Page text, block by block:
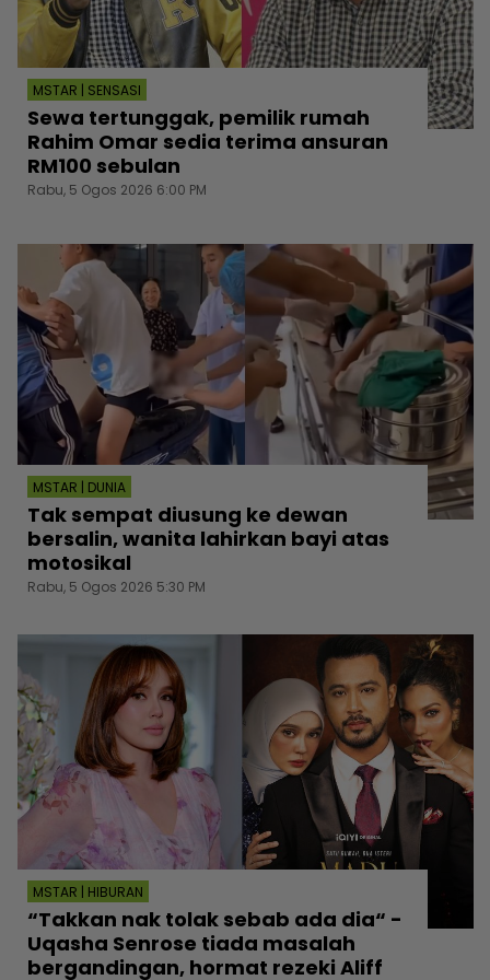
MSTAR | SENSASI
Sewa tertunggak, pemilik rumah
Rahim Omar sedia terima ansuran
RM100 sebulan
Rabu, 5 Ogos 2026 6:00 PM
MSTAR | DUNIA
Tak sempat diusung ke dewan
bersalin, wanita lahirkan bayi atas
motosikal
Rabu, 5 Ogos 2026 5:30 PM
MSTAR | HIBURAN
“Takkan nak tolak sebab ada dia“ -
Uqasha Senrose tiada masalah
bergandingan, hormat rezeki Aliff